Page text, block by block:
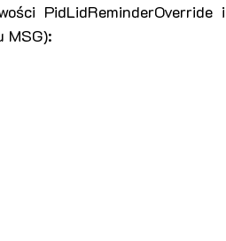
PidLidReminderOverride i
MSG):